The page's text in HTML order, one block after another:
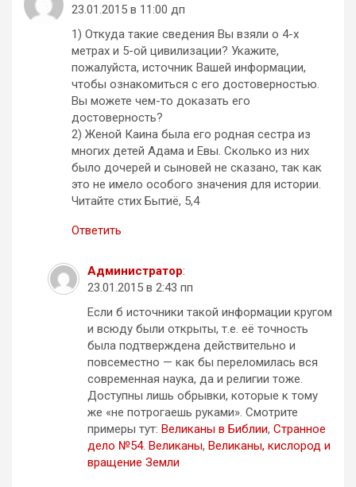
23.01.2015 в 11:00 дп
1) Откуда такие сведения Вы взяли о 4-х
метрах и 5-ой цивилизации? Укажите,
пожалуйста, источник Вашей информации,
чтобы ознакомиться с его достоверностью.
Вы можете чем-то доказать его
достоверность?
2) Женой Каина была его родная сестра из
многих детей Адама и Евы. Сколько из них
было дочерей и сыновей не сказано, так как
это не имело особого значения для истории.
Читайте стих Бытиё, 5,4
Ответить
Администратор:
23.01.2015 в 2:43 пп
Если б источники такой информации кругом
и всюду были открыты, т.е. её точность
была подтверждена действительно и
повсеместно — как бы переломилась вся
современная наука, да и религии тоже.
Доступны лишь обрывки, которые к тому
же «не потрогаешь руками». Смотрите
примеры тут: Великаны в Библии, Странное
дело №54. Великаны, Великаны, кислород и
вращение Земли